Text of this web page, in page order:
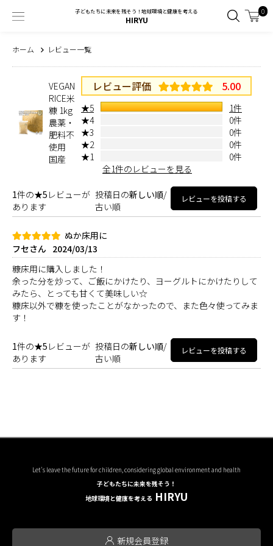
子どもたちに未来を残そう！地球環境と健康を考える
HIRYU
0
ホーム レビュー一覧
VEGAN
RICE米
糠 1kg
農薬・
肥料不
使用
国産
レビュー評価 5.00
★5
1件
★4
0件
★3
0件
★2
0件
★1
0件
全1件のレビューを見る
1件の★5 レビューが
あります
投稿日の新しい順/
古い順
レビューを投稿する
ぬか床用に
フセさん 2024/03/13
糠床用に購入しました！
余った分を炒って、ご飯にかけたり、ヨーグルトにかけたりして
みたら、とっても甘くて美味しい☆
糠床以外で糠を使ったことがなかったので、また色々使ってみま
す！
1件の★5 レビューが
あります
投稿日の新しい順/
古い順
レビューを投稿する
Let's leave the future for children, considering global environment and health
子どもたちに未来を残そう！
地球環境と健康を考える HIRYU
新規会員登録